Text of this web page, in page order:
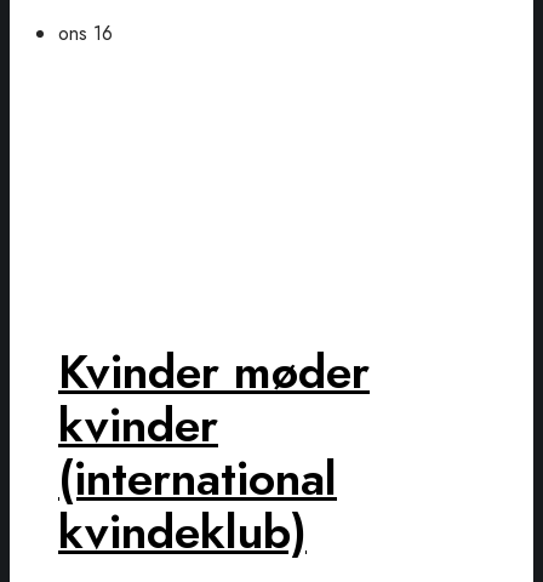
ons 16
Kvinder møder
kvinder
(international
kvindeklub)